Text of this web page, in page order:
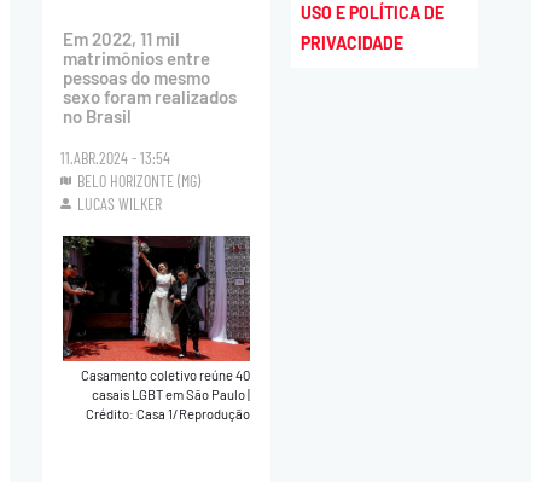
Em 2022, 11 mil
matrimônios entre
pessoas do mesmo
sexo foram realizados
no Brasil
11.ABR.2024 - 13:54
BELO HORIZONTE (MG)
LUCAS WILKER
Casamento coletivo reúne 40
casais LGBT em São Paulo|
Crédito: Casa 1/Reprodução
USO E POLÍTICA DE
PRIVACIDADE